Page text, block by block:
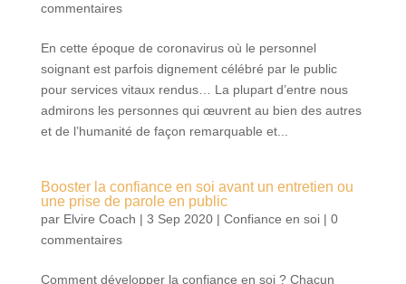
commentaires
En cette époque de coronavirus où le personnel
soignant est parfois dignement célébré par le public
pour services vitaux rendus… La plupart d’entre nous
admirons les personnes qui œuvrent au bien des autres
et de l’humanité de façon remarquable et...
Booster la confiance en soi avant un entretien ou
une prise de parole en public
par Elvire Coach | 3 Sep 2020| Confiance en soi| 0
commentaires
Comment développer la confiance en soi ? Chacun